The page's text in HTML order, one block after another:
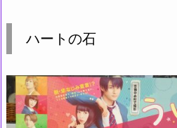
ハートの石